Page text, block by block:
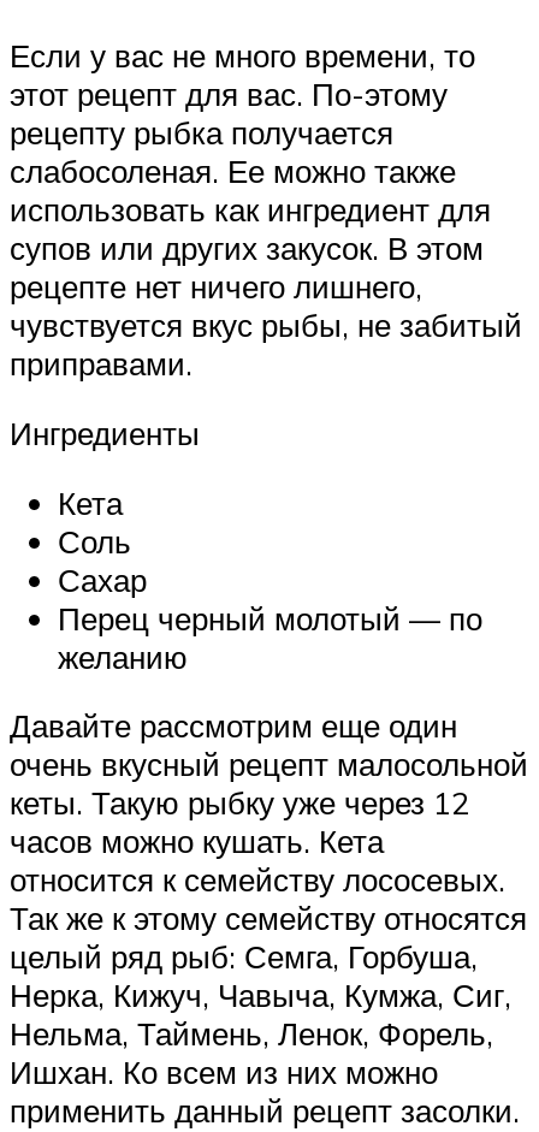
Если у вас не много времени, то
этот рецепт для вас. По-этому
рецепту рыбка получается
слабосоленая. Ее можно также
использовать как ингредиент для
супов или других закусок. В этом
рецепте нет ничего лишнего,
чувствуется вкус рыбы, не забитый
приправами.
Ингредиенты
Кета
Соль
Сахар
Перец черный молотый — по
желанию
Давайте рассмотрим еще один
очень вкусный рецепт малосольной
кеты. Такую рыбку уже через 12
часов можно кушать. Кета
относится к семейству лососевых.
Так же к этому семейству относятся
целый ряд рыб: Семга, Горбуша,
Нерка, Кижуч, Чавыча, Кумжа, Сиг,
Нельма, Таймень, Ленок, Форель,
Ишхан. Ко всем из них можно
применить данный рецепт засолки.